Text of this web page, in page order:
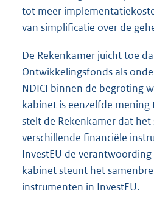
tot meer
van simplificatie over de
De Rekenkamer juicht toe
Ontwikkelingsfonds als
NDICI binnen de begroting
kabinet is eenzelfde mening
stelt de Rekenkamer dat
verschillende financiële
InvestEU de
kabinet steunt het
instrumenten in InvestEU.